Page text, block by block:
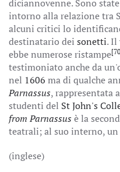
diciannovenne. Sono
intorno alla relazione tra
alcuni critici lo
destinatario dei sonetti. Il
ebbe numerose ristampe
testimoniato anche da
nel 1606 ma di qualche
Parnassus, rappresentata
studenti del St John's
from Parnassus è la
teatrali; al suo interno, un
(inglese)